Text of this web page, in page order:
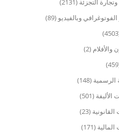
التجزئة (2131)
وبالفيديو (89)
والأفلام (2)
(148)
(501)
(23)
(171)